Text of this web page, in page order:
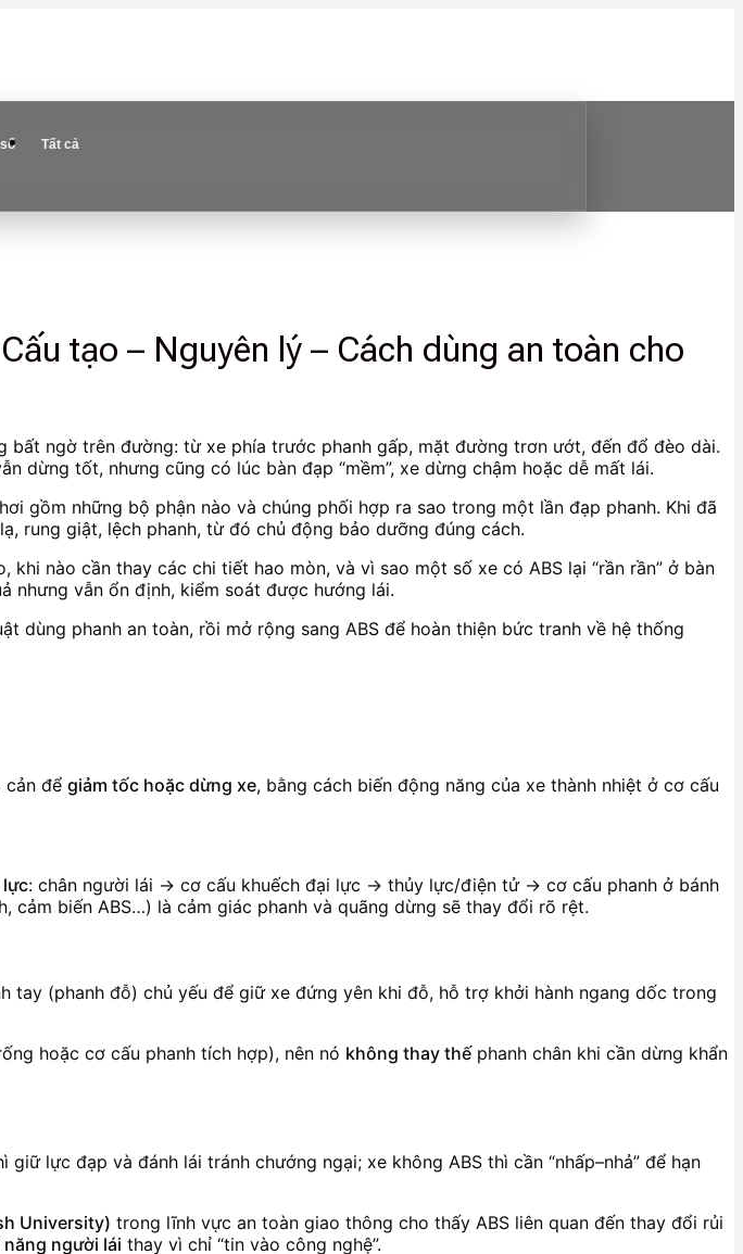
Tất cả
tạo – Nguyên lý – Cách dùng an toàn cho
bất ngờ trên đường: từ xe phía trước phanh gấp, mặt đường trơn ướt, đến đổ đèo dài.
dừng tốt, nhưng cũng có lúc bàn đạp “mềm”, xe dừng chậm hoặc dễ mất lái.
gồm những bộ phận nào và chúng phối hợp ra sao trong một lần đạp phanh. Khi đã
rung giật, lệch phanh, từ đó chủ động bảo dưỡng đúng cách.
nào cần thay các chi tiết hao mòn, và vì sao một số xe có ABS lại “rần rần” ở bàn
nhưng vẫn ổn định, kiểm soát được hướng lái.
phanh an toàn, rồi mở rộng sang ABS để hoàn thiện bức tranh về hệ thống
để giảm tốc hoặc dừng xe, bằng cách biến động năng của xe thành nhiệt ở cơ cấu
lực: chân người lái → cơ cấu khuếch đại lực → thủy lực/điện tử → cơ cấu phanh ở bánh
cảm biến ABS…) là cảm giác phanh và quãng dừng sẽ thay đổi rõ rệt.
tay (phanh đỗ) chủ yếu để giữ xe đứng yên khi đỗ, hỗ trợ khởi hành ngang dốc trong
hoặc cơ cấu phanh tích hợp), nên nó không thay thếphanh chân khi cần dừng khẩn
lực đạp và đánh lái tránh chướng ngại; xe không ABS thì cần “nhấp–nhả” để hạn
University) trong lĩnh vực an toàn giao thông cho thấy ABS liên quan đến thay đổi rủi
người lái thay vì chỉ “tin vào công nghệ”.